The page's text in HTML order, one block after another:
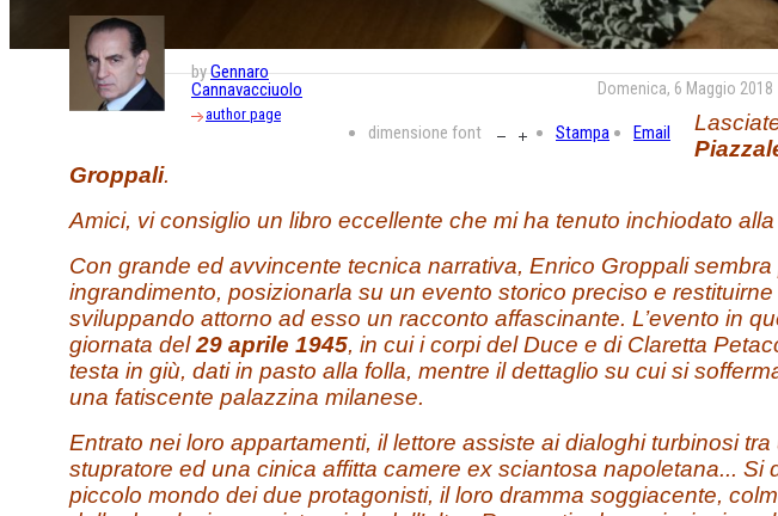
byGennaro
Cannavacciuolo
author page
Domenica, 6 Maggio 2018
dimensione font Stampa Email
Groppali.
Amici, vi consiglio un libro eccellente che mi ha tenuto inchiodato
Con grande ed avvincente tecnica narrativa, Enrico Groppali
ingrandimento, posizionarla su un evento storico preciso e
sviluppando attorno ad esso un racconto affascinante. L’evento in
giornata del29 aprile 1945, in cui i corpi del Duce e di Claretta
testa in giù, dati in pasto alla folla, mentre il dettaglio su cui si
una fatiscente palazzina milanese.
Entrato nei loro appartamenti, il lettore assiste ai dialoghi turbinosi tra
stupratore ed una cinica affitta camere ex sciantosa napoletana... Si
piccolo mondo dei due protagonisti, il loro dramma soggiacente,